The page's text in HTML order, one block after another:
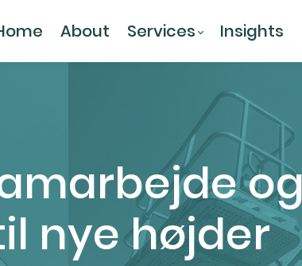
About Services Insights
og
nye højder